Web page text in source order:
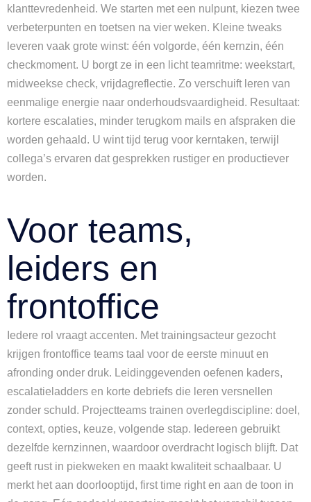
klanttevredenheid. We starten met een nulpunt, kiezen twee
verbeterpunten en toetsen na vier weken. Kleine tweaks
leveren vaak grote winst: één volgorde, één kernzin, één
checkmoment. U borgt ze in een licht teamritme: weekstart,
midweekse check, vrijdagreflectie. Zo verschuift leren van
eenmalige energie naar onderhoudsvaardigheid. Resultaat:
kortere escalaties, minder terugkom mails en afspraken die
worden gehaald. U wint tijd terug voor kerntaken, terwijl
collega’s ervaren dat gesprekken rustiger en productiever
worden.
Voor teams,
leiders en
frontoffice
Iedere rol vraagt accenten. Met trainingsacteur gezocht
krijgen frontoffice teams taal voor de eerste minuut en
afronding onder druk. Leidinggevenden oefenen kaders,
escalatieladders en korte debriefs die leren versnellen
zonder schuld. Projectteams trainen overlegdiscipline: doel,
context, opties, keuze, volgende stap. Iedereen gebruikt
dezelfde kernzinnen, waardoor overdracht logisch blijft. Dat
geeft rust in piekweken en maakt kwaliteit schaalbaar. U
merkt het aan doorlooptijd, first time right en aan de toon in